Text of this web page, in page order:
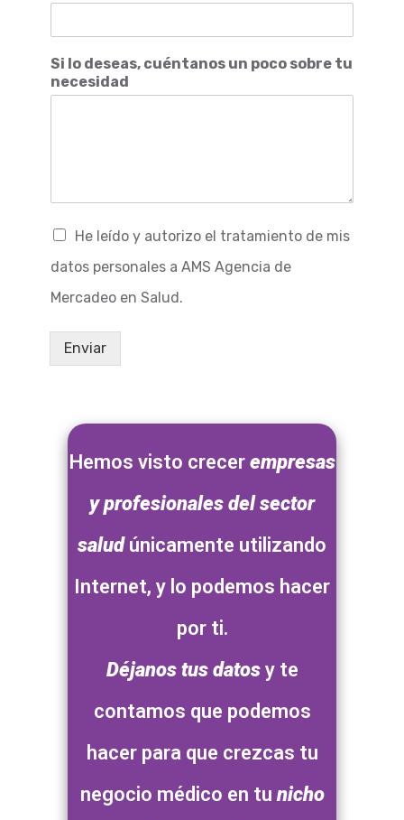
Si lo deseas, cuéntanos un poco sobre tu
necesidad
He leído y autorizo el tratamiento de mis
datos personales a AMS Agencia de
Mercadeo en Salud.
Enviar
Hemos visto crecer empresas
y profesionales del sector
saludúnicamente utilizando
Internet, y lo podemos hacer
por ti.
Déjanos tus datosy te
contamos que podemos
hacer para que crezcas tu
negocio médico en tu nicho